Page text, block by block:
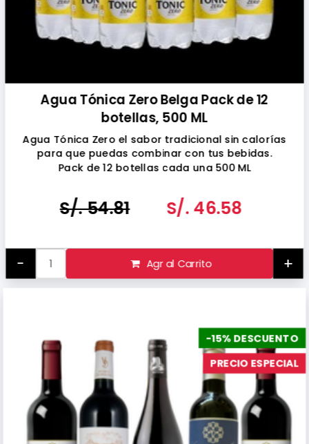
Agua Tónica Zero Belga Pack de 12
botellas, 500 ML
Agua Tónica Zero el sabor tradicional sin calorías
para que puedas combinar con tus bebidas.
Pack de 12 botellas cada una 500 ML
S/. 54.81 S/. 46.58
- Agr al Carrito +
-15% DESCUENTO
PRECIO ESPECIAL